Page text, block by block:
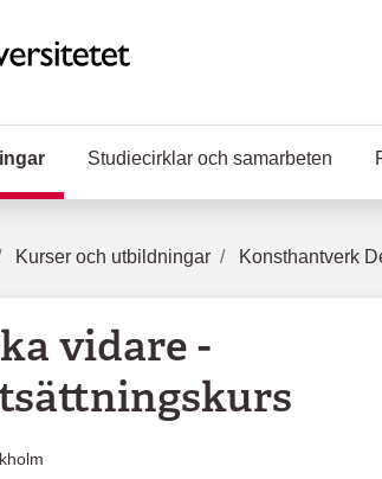
(Aktuell sida)
Studiecirklar och samarbeten
Kurser och utbildningar Konsthantverk
vidare -